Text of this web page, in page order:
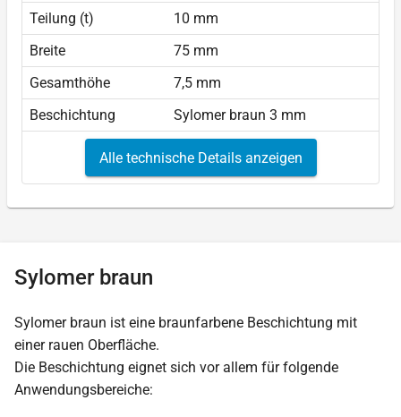
Teilung (t)
10 mm
Breite
75 mm
Gesamthöhe
7,5 mm
Beschichtung
Sylomer braun 3 mm
Alle technische Details anzeigen
Sylomer braun
Sylomer braun ist eine braunfarbene Beschichtung mit
einer rauen Oberfläche.
Die Beschichtung eignet sich vor allem für folgende
Anwendungsbereiche: